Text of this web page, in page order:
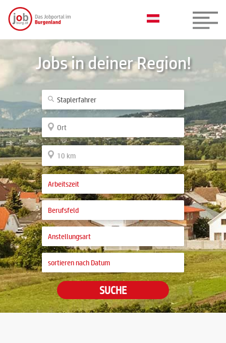
Jobs in deiner Region!
SUCHE